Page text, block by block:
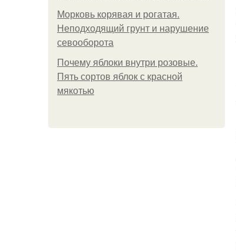
Морковь корявая и рогатая.
Неподходящий грунт и нарушение
севооборота
Почему яблоки внутри розовые.
Пять сортов яблок с красной
мякотью